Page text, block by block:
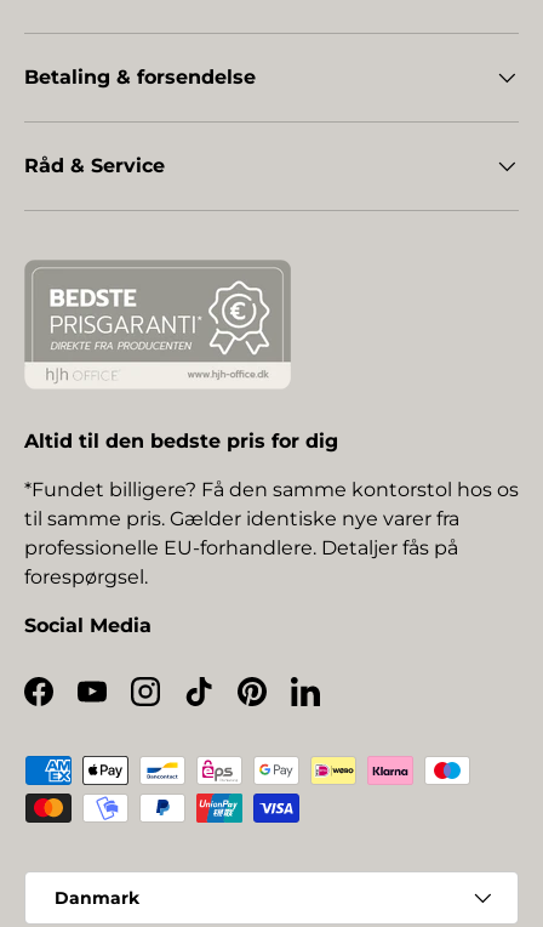
Betaling & forsendelse
Råd & Service
Altid til den bedste pris for dig
*Fundet billigere? Få den samme kontorstol hos os
til samme pris. Gælder identiske nye varer fra
professionelle EU-forhandlere. Detaljer fås på
forespørgsel.
Social Media
Facebook
YouTubeInstagram
TikTokPinterestLinkedIn
Betalingsmetoder
Danmark